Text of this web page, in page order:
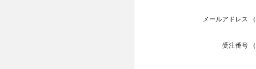
メールアドレス
受注番号